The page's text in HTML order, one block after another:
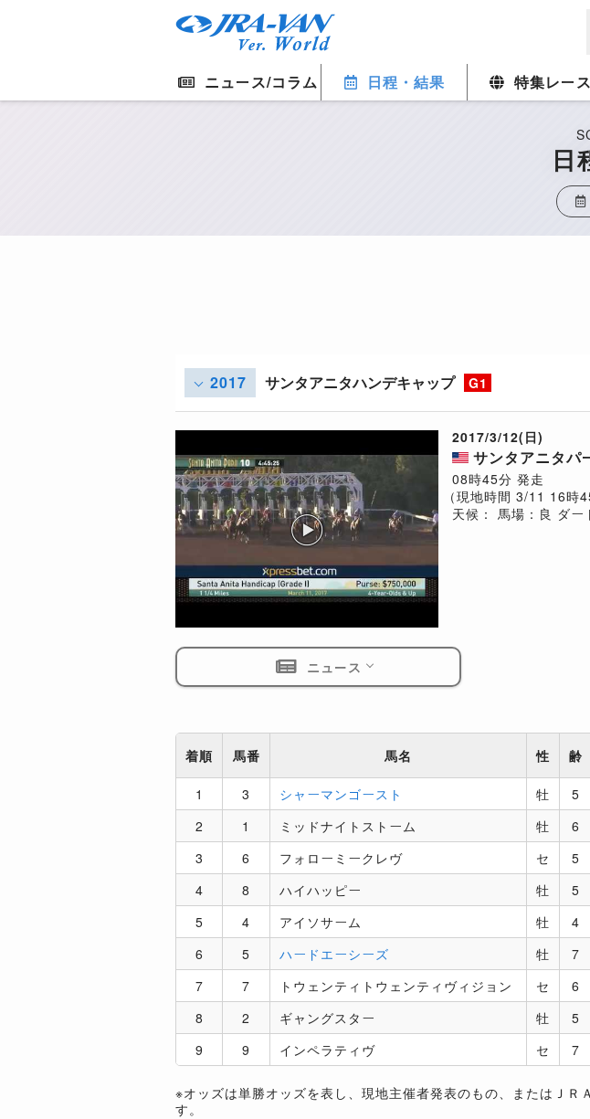
ニュース/コラム 日程・結果 特集レース
日
2017 サンタアニタハンデキャップ G1
2017/3/12(日)
サンタアニタパ
08時45分 発走
（現地時間 3/11 16時
天候： 馬場：良 ダー
ニュース
着順 馬番 馬名 性 齢
1 3 シャーマンゴースト 牡 5
2
1 ミッドナイトストーム 牡 6
3
6 フォローミークレヴ セ 5
4
8 ハイハッピー 牡 5
5
4 アイソサーム 牡 4
6
5 ハードエーシーズ 牡 7
7
7 トウェンティトウェンティヴィジョン セ 6
8
2 ギャングスター 牡 5
9
9 インペラティヴ セ 7
※オッズは単勝オッズを表し、現地主催者発表のもの、またはＪ
す。